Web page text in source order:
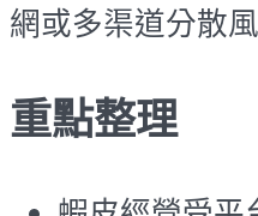
網或多渠道分散
重點整理